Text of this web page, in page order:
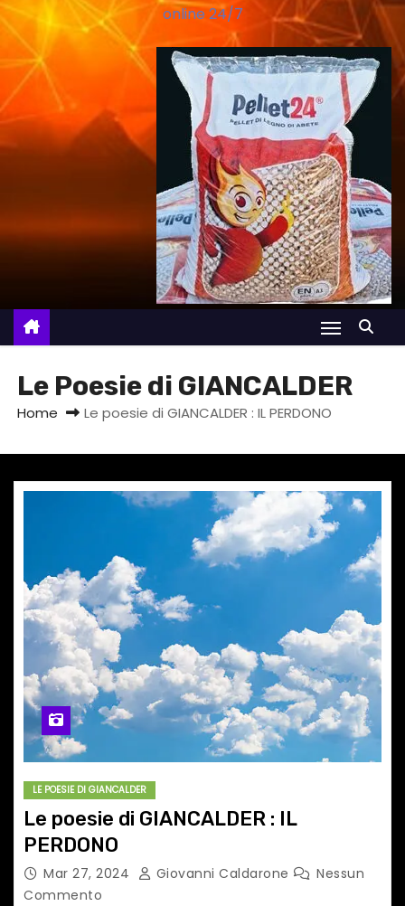
online 24/7
Le Poesie di GIANCALDER
Home Le poesie di GIANCALDER : IL PERDONO
LE POESIE DI GIANCALDER
Le poesie di GIANCALDER : IL
PERDONO
Mar 27, 2024 Giovanni Caldarone
Nessun
Commento